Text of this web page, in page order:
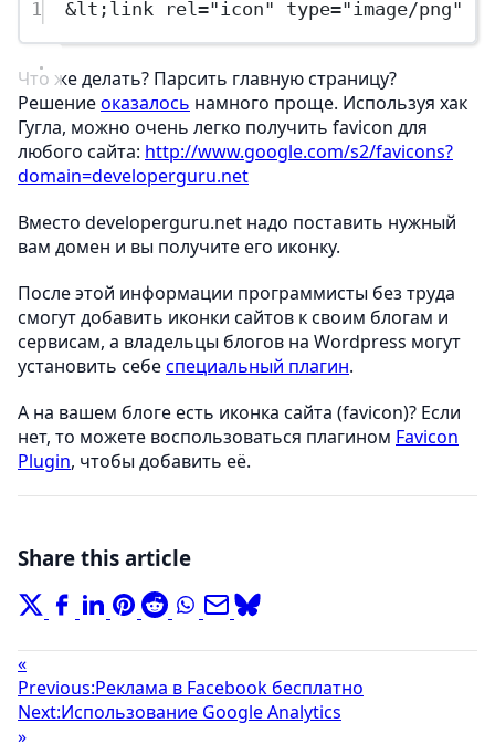
1 &lt; link rel="icon" type="image/png"
Что же делать? Парсить главную страницу?
Решениеоказалось намного проще. Используя хак
Гугла, можно очень легко получить favicon для
любого сайта: http://www.google.com/s2/favicons?
domain=developerguru.net
Вместо developerguru.net надо поставить нужный
вам домен и вы получите его иконку.
После этой информации программисты без труда
смогут добавить иконки сайтов к своим блогам и
сервисам, а владельцы блогов на Wordpress могут
установить себеспециальный плагин.
А на вашем блоге есть иконка сайта (favicon)? Если
нет, то можете воспользоваться плагином Favicon
Plugin, чтобы добавить её.
Share this article
«
Previous:Реклама в Facebook бесплатно
Next:Использование Google Analytics
»